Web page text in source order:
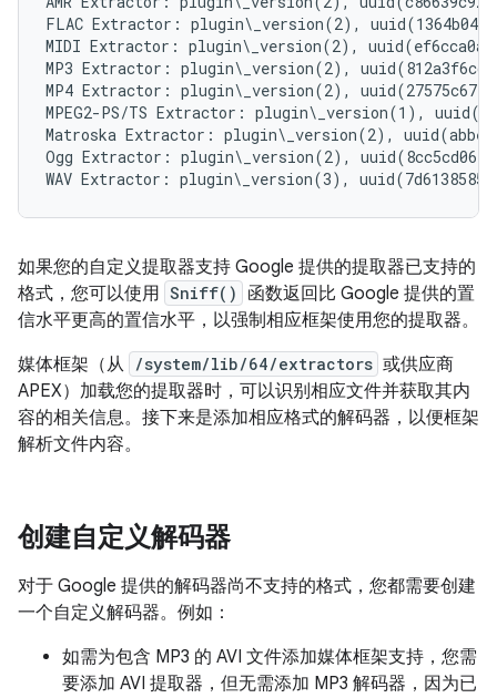
FLAC Extractor: plugin\_version(2),
MIDI Extractor: plugin\_version(2),
MP3 Extractor: plugin\_version(2),
MP4 Extractor: plugin\_version(2),
MPEG2-PS/TS Extractor: plugin\_version(1),
Matroska Extractor: plugin\_version(2),
Ogg Extractor: plugin\_version(2),
如果您的自定义提取器支持 Google 提供的提取器已支持的
格式，您可以使用 Sniff()
函数返回比 Google 提供的置
信水平更高的置信水平，以强制相应框架使用您的提取器。
媒体框架（从 /system/lib/64/extractors 或供应商
APEX）加载您的提取器时，可以识别相应文件并获取其内
容的相关信息。接下来是添加相应格式的解码器，以便框架
解析文件内容。
创建自定义解码器
对于 Google 提供的解码器尚不支持的格式，您都需要创建
一个自定义解码器。例如：
如需为包含 MP3 的 AVI 文件添加媒体框架支持，您需
要添加 AVI 提取器，但无需添加 MP3 解码器，因为已